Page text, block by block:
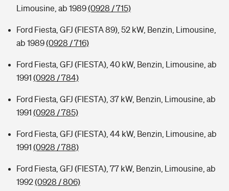
Limousine, ab 1989(0928 / 715)
Ford Fiesta, GFJ (FIESTA 89), 52 kW, Benzin, Limousine,
ab 1989(0928 / 716)
Ford Fiesta, GFJ (FIESTA), 40 kW, Benzin, Limousine, ab
1991 (0928 / 784)
Ford Fiesta, GFJ (FIESTA), 37 kW, Benzin, Limousine, ab
1991 (0928 / 785)
Ford Fiesta, GFJ (FIESTA), 44 kW, Benzin, Limousine, ab
1991 (0928 / 788)
Ford Fiesta, GFJ (FIESTA), 77 kW, Benzin, Limousine, ab
1992(0928 / 806)